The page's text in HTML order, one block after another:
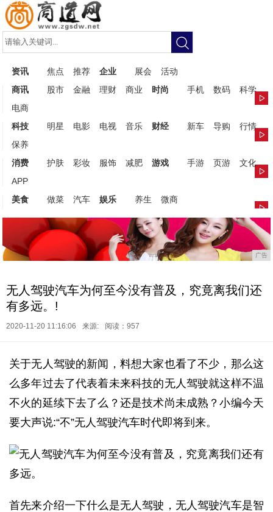
资讯 焦点 推荐 企业 展会
活动
商讯
股市 金融 理财 商业 时尚 手机 数码
科学
电商
科技
明星 电影 电视 音乐 财经 新车 导购
行情
保养
消费
护肤 彩妆 服饰 减肥 游戏 手游 页游
文化
APP
美食
做菜 汽车 娱乐 养生 微商
广告
无人驾驶汽车为何至今没有普及，究竟离我们还
有多远。!
2020-11-20 11:16:06 来源: 阅读：957
关于无人驾驶的新闻，料想大家也看了不少，那么这
么多年过去了代表着未来科技的无人驾驶就这样不温
不火的延续下去了么？还是技术尚未成熟？小编今天
要大声说:“不”无人驾驶汽车时代即将到来。
首先来介绍一下什么是无人驾驶，无人驾驶汽车是智